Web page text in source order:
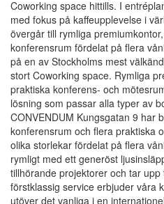
Coworking space hittills. I
med fokus på kaffeupplevelse i
övergår till rymliga
konferensrum fördelat på flera
på en av Stockholms mest
stort Coworking space. Rymliga
praktiska konferens- och
lösning som passar alla typer av
CONVENDUM Kungsgatan 9 har
konferensrum och flera praktiska
olika storlekar fördelat på flera
rymligt med ett generöst
tillhörande projektorer och tar
förstklassig service erbjuder våra
utöver det vanliga i en